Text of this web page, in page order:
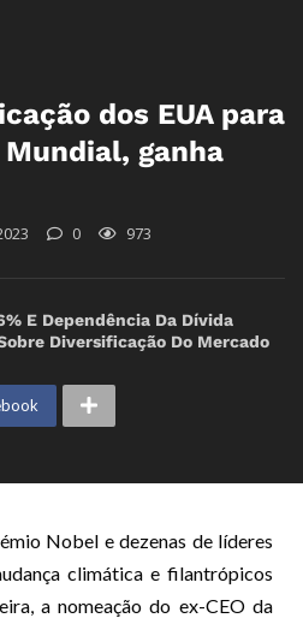
dos EUA para
ganha
0 973
E Dependência Da Dívida
Diversificação Do Mercado
Nobel e dezenas de líderes
climática e filantrópicos
a nomeação do ex-CEO da